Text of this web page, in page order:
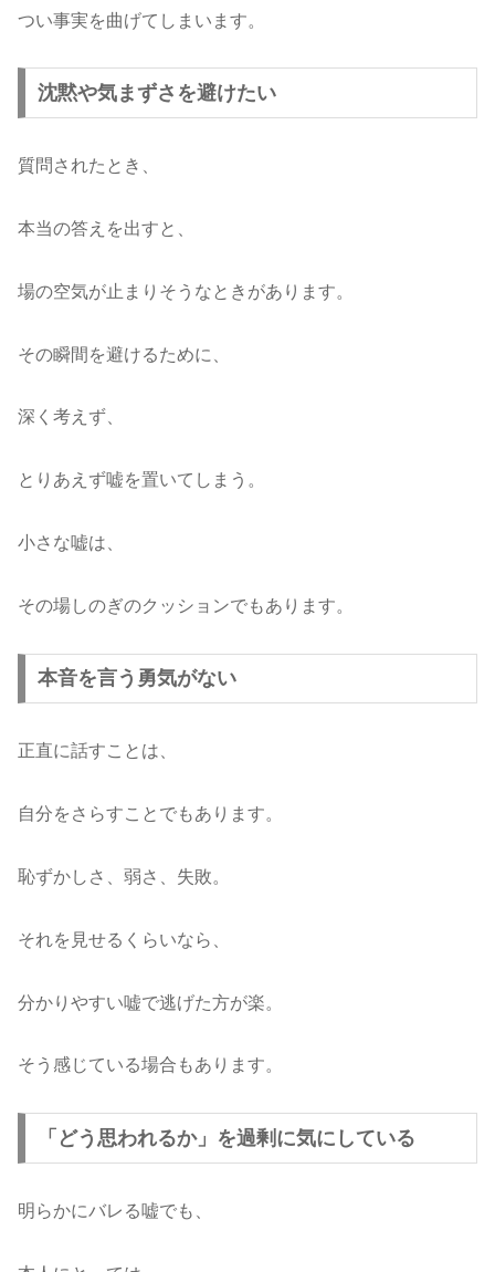
つい事実を曲げてしまいます。
沈黙や気まずさを避けたい
質問されたとき、
本当の答えを出すと、
場の空気が止まりそうなときがあります。
その瞬間を避けるために、
深く考えず、
とりあえず嘘を置いてしまう。
小さな嘘は、
その場しのぎのクッションでもあります。
本音を言う勇気がない
正直に話すことは、
自分をさらすことでもあります。
恥ずかしさ、弱さ、失敗。
それを見せるくらいなら、
分かりやすい嘘で逃げた方が楽。
そう感じている場合もあります。
「どう思われるか」を過剰に気にしている
明らかにバレる嘘でも、